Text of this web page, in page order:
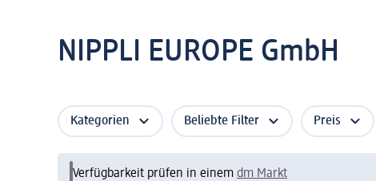
NIPPLI EUROPE GmbH
Kategorien Beliebte Filter Preis
Verfügbarkeit prüfen in einem dm Markt